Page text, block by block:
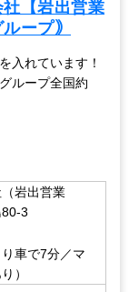
【岩出営業
ープ｠
入れています！
ループ全国約
（岩出営業
3
車で7分／マ
）